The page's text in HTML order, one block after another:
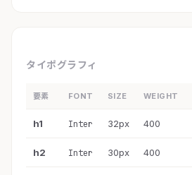
タイポグラフィ
要素 FONT SIZE WEIGHT
h1 Inter 32px 400
h2 Inter 30px 400